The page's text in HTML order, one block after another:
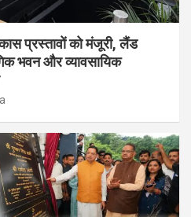
प्रस्तावों को मंजूरी, लैंड
भवन और व्यावसायिक